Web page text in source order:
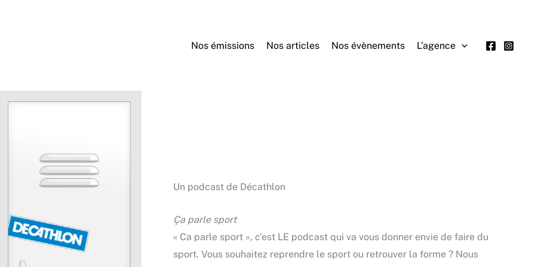
Nos émissions Nos articles Nos évènements L’agence
Un podcast de Décathlon
Ça parle sport
« Ca parle sport », c’est LE podcast qui va vous donner envie de faire du
sport. Vous souhaitez reprendre le sport ou retrouver la forme ? Nous